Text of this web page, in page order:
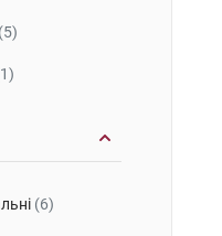
(5)
(6)